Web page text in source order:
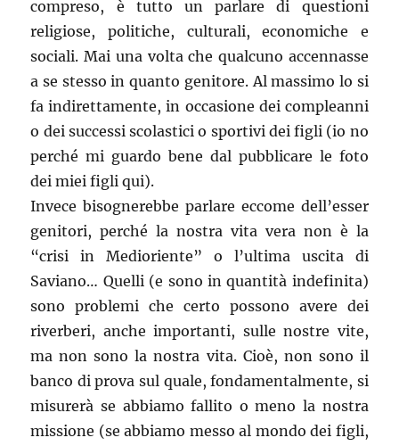
compreso, è tutto un parlare di questioni
religiose, politiche, culturali, economiche e
sociali. Mai una volta che qualcuno accennasse
a se stesso in quanto genitore. Al massimo lo si
fa indirettamente, in occasione dei compleanni
o dei successi scolastici o sportivi dei figli (io no
perché mi guardo bene dal pubblicare le foto
dei miei figli qui).
Invece bisognerebbe parlare eccome dell’esser
genitori, perché la nostra vita vera non è la
“crisi in Medioriente” o l’ultima uscita di
Saviano… Quelli (e sono in quantità indefinita)
sono problemi che certo possono avere dei
riverberi, anche importanti, sulle nostre vite,
ma non sono la nostra vita. Cioè, non sono il
banco di prova sul quale, fondamentalmente, si
misurerà se abbiamo fallito o meno la nostra
missione (se abbiamo messo al mondo dei figli,